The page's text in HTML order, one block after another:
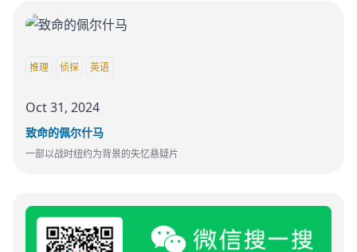
推理 侦探 英语
Oct 31, 2024
致命的佩尔什马
一部以战时纽约为背景的失忆悬疑片